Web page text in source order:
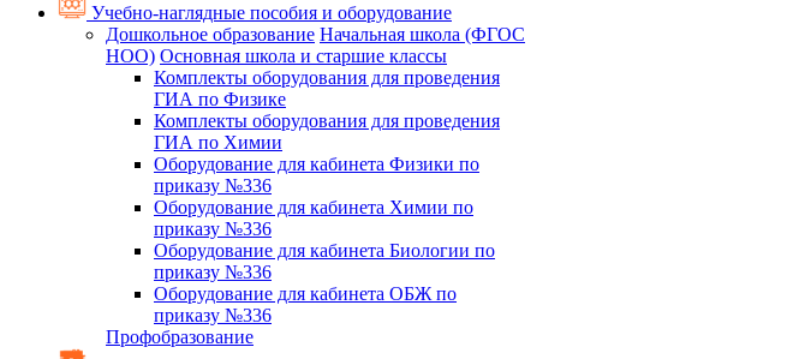
Учебно-наглядные пособия и оборудование
Дошкольное образование Начальная школа (ФГОС
НОО) Основная школа и старшие классы
Комплекты оборудования для проведения
ГИА по Физике
Комплекты оборудования для проведения
ГИА по Химии
Оборудование для кабинета Физики по
приказу №336
Оборудование для кабинета Химии по
приказу №336
Оборудование для кабинета Биологии по
приказу №336
Оборудование для кабинета ОБЖ по
приказу №336
Профобразование